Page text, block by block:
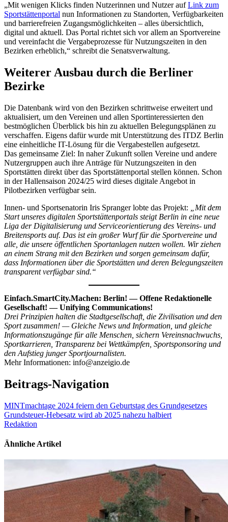
„Mit wenigen Klicks finden Nutzerinnen und Nutzer aufLink zum
Sportstättenportal nun Informationen zu Standorten, Verfügbarkeiten
und barrierefreien Zugangsmöglichkeiten – alles übersichtlich,
digital und aktuell. Das Portal richtet sich vor allem an Sportvereine
und vereinfacht die Vergabeprozesse für Nutzungszeiten in den
Bezirken erheblich,“ schreibt die Senatsverwaltung.
Weiterer Ausbau durch die Berliner
Bezirke
Die Datenbank wird von den Bezirken schrittweise erweitert und
aktualisiert, um den Vereinen und allen Sportinteressierten den
bestmöglichen Überblick bis hin zu aktuellen Belegungsplänen zu
verschaffen. Eigens dafür wurde mit Unterstützung des ITDZ Berlin
eine einheitliche IT-Lösung für die Vergabestellen aufgesetzt.
Das gemeinsame Ziel: In naher Zukunft sollen Vereine und andere
Nutzergruppen auch ihre Anträge für Nutzungszeiten in den
Sportstätten direkt über das Sportstättenportal stellen können. Schon
in der Hallensaison 2024/25 wird dieses digitale Angebot in
Pilotbezirken verfügbar sein.
Innen- und Sportsenatorin Iris Spranger lobte das Projekt:
„Mit dem
Start unseres digitalen Sportstättenportals steigt Berlin in eine neue
Liga der Digitalisierung und Serviceorientierung des Vereins- und
Breitensports auf. Das ist ein großer Wurf für die Sportvereine und
alle, die unsere öffentlichen Sportanlagen nutzen wollen. Wir ziehen
an einem Strang mit den Bezirken und sorgen gemeinsam dafür,
dass Informationen über die Sportstätten und deren Belegungszeiten
transparent verfügbar sind.“
Einfach.SmartCity.Machen: Berlin! — Offene Redaktionelle
Gesellschaft! — Unifying Communications!
Drei Prinzipien halten die Stadtgesellschaft, die Zivilisation und den
Sport zusammen! — Gleiche News und Information, und gleiche
Informationszugänge für alle Menschen, sichern Vereinsnachwuchs,
Sportkarrieren, Transparenz bei Wettkämpfen, Sportsponsoring und
den Aufstieg junger Sportjournalisten.
Mehr Informationen: info@anzeigio.de
Beitrags-Navigation
MINTmachtage 2024 feiern den Geburtstag des Grundgesetzes
Grundsteuer-Hebesatz wird ab 2025 nahezu halbiert
Redaktion
Ähnliche Artikel